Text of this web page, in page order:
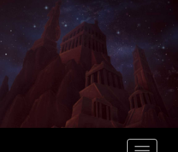
Toggle